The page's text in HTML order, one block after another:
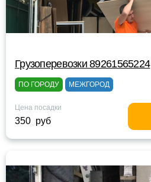
Грузоперевозки 89261565224
ПО ГОРОДУ МЕЖГОРОД
Цена посадки
350 руб